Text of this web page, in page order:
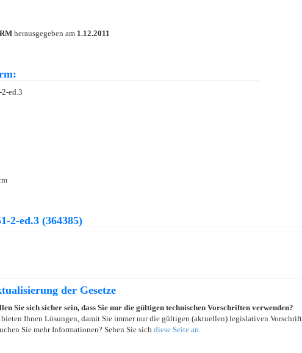
herausgegeben am 1.12.2011
ed.3
2-ed.3 (364385)
der Gesetze
Sie sich sicher sein, dass Sie nur die gültigen technischen Vorschriften verwenden?
Ihnen Lösungen, damit Sie immer nur die gültigen (aktuellen) legislativen
Sie mehr Informationen? Sehen Sie sich diese Seite an.